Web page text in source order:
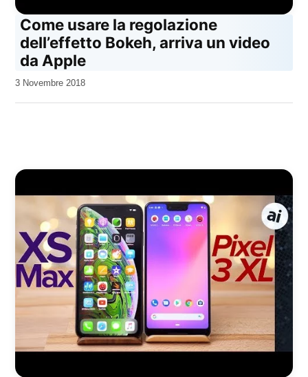
Come usare la regolazione
dell’effetto Bokeh, arriva un video
da Apple
da
3 Novembre 2018